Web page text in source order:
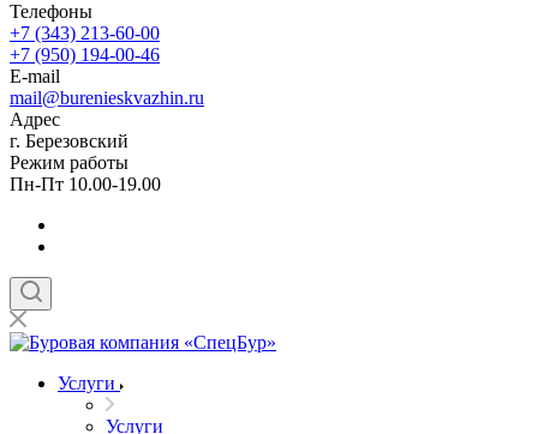
Телефоны
+7 (343) 213-60-00
+7 (950) 194-00-46
E-mail
mail@burenieskvazhin.ru
Адрес
г. Березовский
Режим работы
Пн-Пт 10.00-19.00
Услуги
Услуги